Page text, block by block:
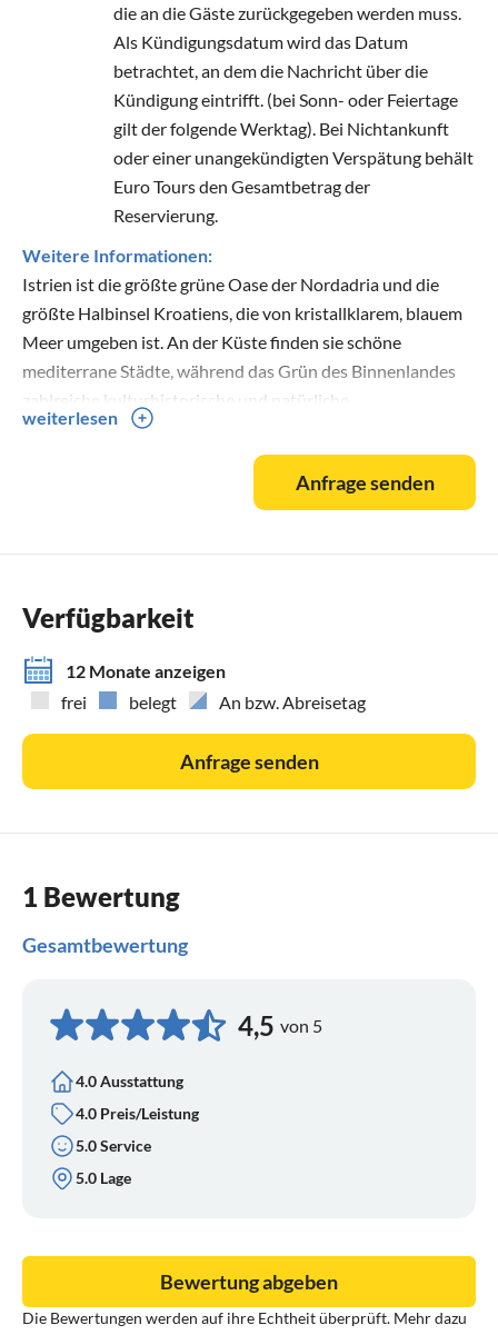
die an die Gäste zurückgegeben werden muss.
Als Kündigungsdatum wird das Datum
betrachtet, an dem die Nachricht über die
Kündigung eintrifft. (bei Sonn- oder Feiertage
gilt der folgende Werktag). Bei Nichtankunft
oder einer unangekündigten Verspätung behält
Euro Tours den Gesamtbetrag der
Reservierung.
Weitere Informationen:
Istrien ist die größte grüne Oase der Nordadria und die
größte Halbinsel Kroatiens, die von kristallklarem, blauem
Meer umgeben ist. An der Küste finden sie schöne
mediterrane Städte, während das Grün des Binnenlandes
zahlreiche kulturhistorische und natürliche
Sehenswürdigkeiten sowie hügelige Orte mit fantastischem
Ausblick auf die erholsame Umgebung. Istrien bietet
breitgefächerte Unterkuenfte an: Private Appartements,
Ferienhäuser,,Villas mit Pool, und Restaurants mit einem
weiterlesen
Anfrage senden
Verfügbarkeit
12 Monate anzeigen
frei
belegt An bzw. Abreisetag
Anfrage senden
1 Bewertung
Gesamtbewertung
4,5 von 5
4.0 Ausstattung
4.0 Preis/Leistung
5.0 Service
5.0 Lage
Die Bewertungen werden auf ihre Echtheit überprüft. Mehr dazu
Bewertung abgeben